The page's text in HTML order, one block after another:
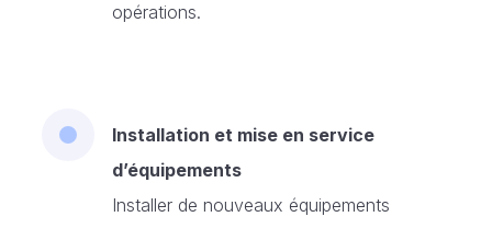
opérations.
Installation et mise en service
d’équipements
Installer de nouveaux équipements